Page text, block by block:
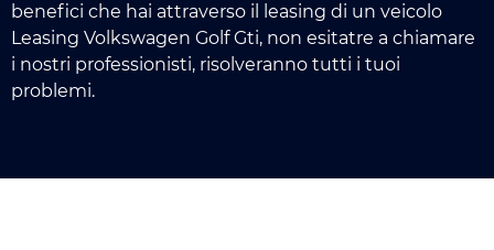
benefici che hai attraverso il leasing di un veicolo
Leasing Volkswagen Golf Gti, non esitatre a chiamare
i nostri professionisti, risolveranno tutti i tuoi
problemi.